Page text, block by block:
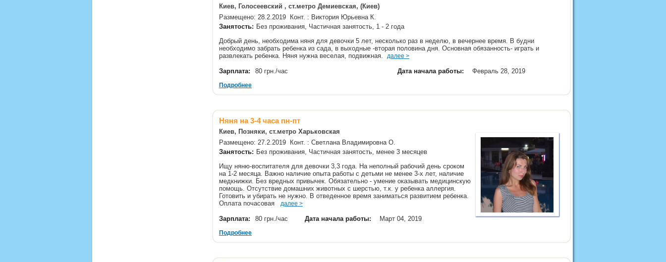
Киев, Голосеевский , ст.метро Демиевская, (Киев)
Размещено: 28.2.2019 Конт. : Виктория Юрьевна К.
Занятость: Без проживания, Частичная занятость, 1 - 2 года
Добрый день, необходима няня для девочки 5 лет, несколько раз в неделю, в вечернее время. В будни
необходимо забрать ребенка из сада, в выходные -вторая половина дня. Основная обязанность- играть и
развлекать ребенка. Няня нужна веселая, подвижная. далее >
Зарплата: 80 грн./час Дата начала работы: Февраль 28, 2019
Подробнее
Няня на 3-4 часа пн-пт
Киев, Позняки, ст.метро Харьковская
Размещено: 27.2.2019 Конт. : Светлана Владимировна О.
Занятость: Без проживания, Частичная занятость, менее 3 месяцев
Ищу няню-воспитателя для девочки 3,3 года. На неполный рабочий день сроком
на 1-2 месяца. Важно наличие опыта работы с детьми не менее 3-х лет, наличие
медкнижки. Без вредных привычек. Обязательно - умение оказывать медицинскую
помощь. Отсутствие домашних животных с шерстью, т.к. у ребенка аллергия.
Готовить и убирать не нужно. В отведенное время заниматься развитием ребенка.
Оплата почасовая далее >
Зарплата: 80 грн./час Дата начала работы: Март 04, 2019
Подробнее